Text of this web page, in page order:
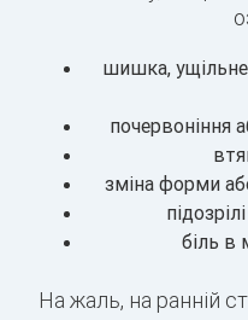
шишка,
почервоніння
зміна форми
біль в
На жаль, на ранній